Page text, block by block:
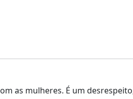
as mulheres. É um